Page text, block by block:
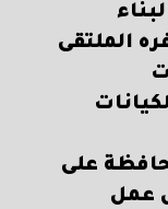
الملتقى
على
عمل